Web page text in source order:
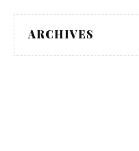
ARCHIVES